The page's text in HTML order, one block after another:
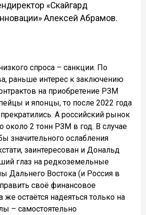
«Скайгард
Алексей Абрамов.
спроса – санкции. По
раньше интерес к заключению
на приобретение РЗМ
и японцы, то после 2022 года
А российский рынок
около 2 тонн РЗМ в год. В случае
значительного ослабления
заинтересован и Дональд
глаз на редкоземельные
Дальнего Востока (и Россия в
своё финансовое
остаётся надеяться только на
– самостоятельно